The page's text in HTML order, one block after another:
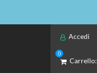
Accedi
0
Carrello: